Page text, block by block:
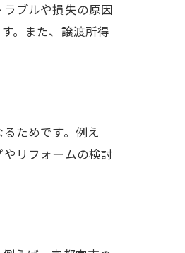
ブルや損失の原因
。また、譲渡所得
ためです。例え
リフォームの検討